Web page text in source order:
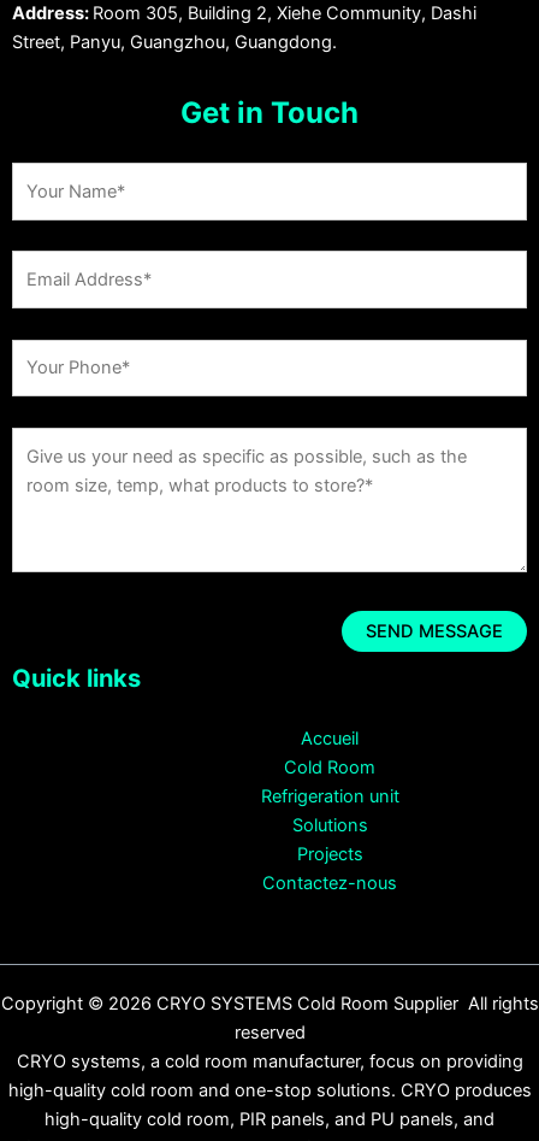
Address: Room 305, Building 2, Xiehe Community, Dashi
Street, Panyu, Guangzhou, Guangdong.
Get in Touch
Quick links
Accueil
Cold Room
Refrigeration unit
Solutions
Projects
Contactez-nous
Copyright © 2026 CRYO SYSTEMS Cold Room Supplier All rights
reserved
CRYO systems, a cold room manufacturer, focus on providing
high-quality cold room and one-stop solutions. CRYO produces
high-quality cold room, PIR panels, and PU panels, and